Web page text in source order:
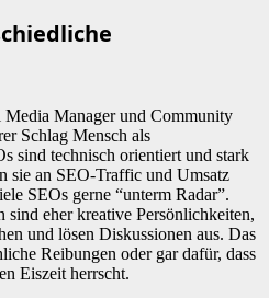
Manager und Community
Schlag Mensch als
sind technisch orientiert und stark
sie an SEO-Traffic und Umsatz
SEOs gerne “unterm Radar”.
sind eher kreative Persönlichkeiten,
und lösen Diskussionen aus. Das
Reibungen oder gar dafür, dass
Eiszeit herrscht.